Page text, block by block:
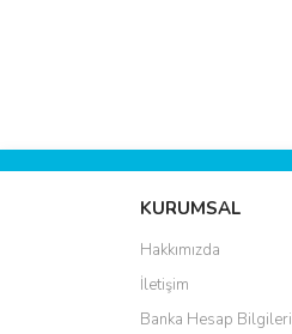
KURUMSAL
Hakkımızda
İletişim
Banka Hesap Bilgileri